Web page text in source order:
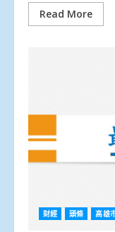
Read More
財經 頭條 高雄